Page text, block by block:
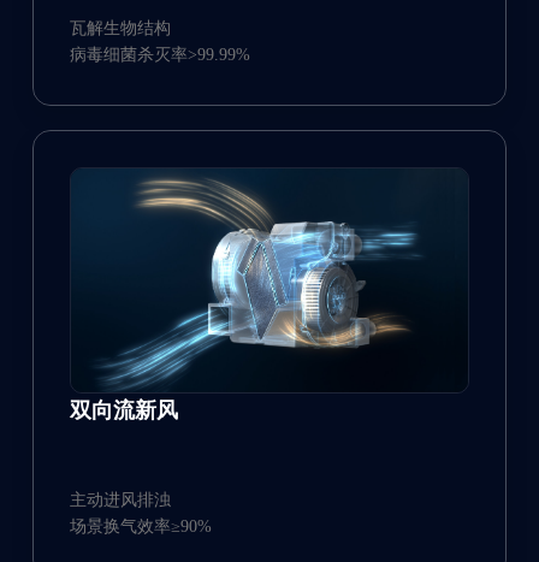
瓦解生物结构
病毒细菌杀灭率>99.99%
双向流新风
主动进风排浊
场景换气效率≥90%